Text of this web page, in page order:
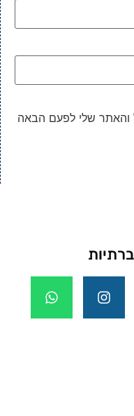
והאתר שלי לפעם הבאה